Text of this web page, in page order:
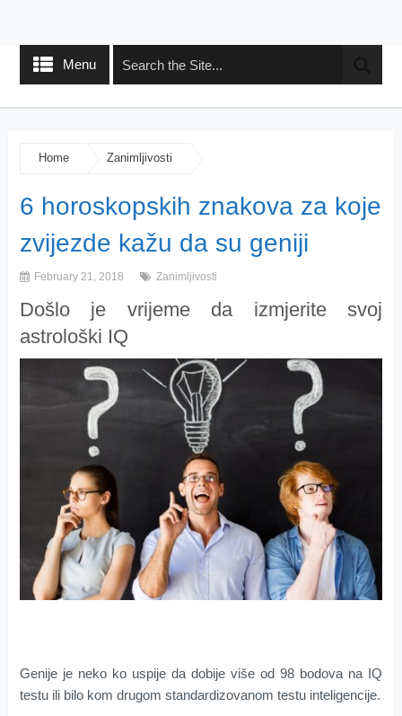
Menu
Home Zanimljivosti
6 horoskopskih znakova za koje
zvijezde kažu da su geniji
February 21, 2018 Zanimljivosti
Došlo je vrijeme da izmjerite svoj
astrološki IQ
Genije je neko ko uspije da dobije više od 98 bodova na IQ
testu ili bilo kom drugom standardizovanom testu inteligencije.